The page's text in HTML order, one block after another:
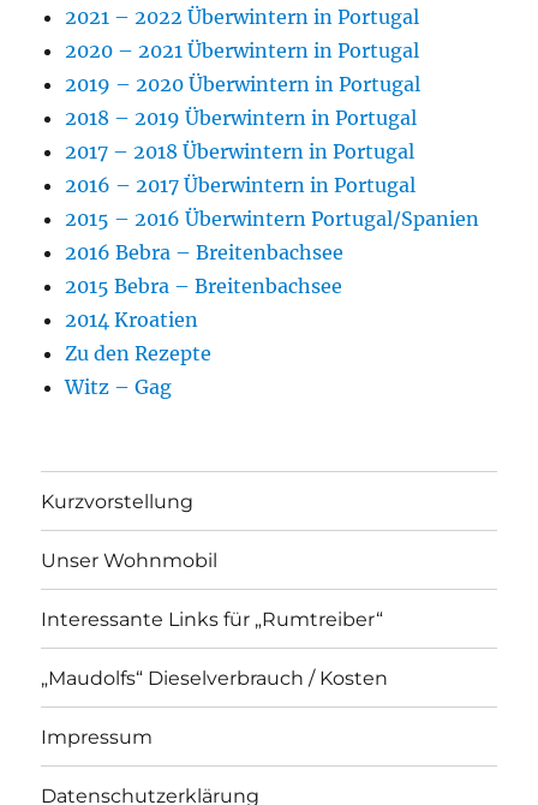
2021 – 2022 Überwintern in Portugal
2020 – 2021 Überwintern in Portugal
2019 – 2020 Überwintern in Portugal
2018 – 2019 Überwintern in Portugal
2017 – 2018 Überwintern in Portugal
2016 – 2017 Überwintern in Portugal
2015 – 2016 Überwintern Portugal/Spanien
2016 Bebra – Breitenbachsee
2015 Bebra – Breitenbachsee
2014 Kroatien
Zu den Rezepte
Witz – Gag
Kurzvorstellung
Unser Wohnmobil
Interessante Links für „Rumtreiber“
„Maudolfs“ Dieselverbrauch / Kosten
Impressum
Datenschutzerklärung